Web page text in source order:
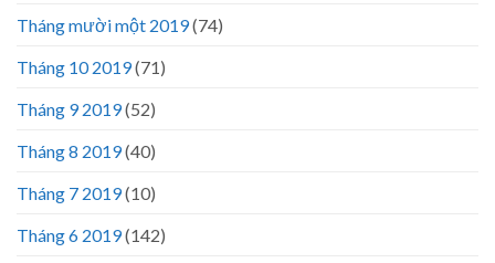
Tháng mười một 2019(74)
Tháng 10 2019(71)
Tháng 9 2019(52)
Tháng 8 2019(40)
Tháng 7 2019(10)
Tháng 6 2019(142)